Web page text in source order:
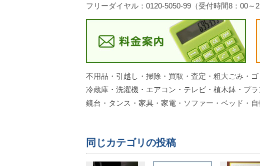
フリーダイヤル：0120-5050-99（受付時間8：00～
不用品・引越し・掃除・買取・査定・粗大ごみ・
冷蔵庫・洗濯機・エアコン・テレビ・植木鉢・プ
鏡台・タンス・家具・家電・ソファー・ベッド・
同じカテゴリの投稿